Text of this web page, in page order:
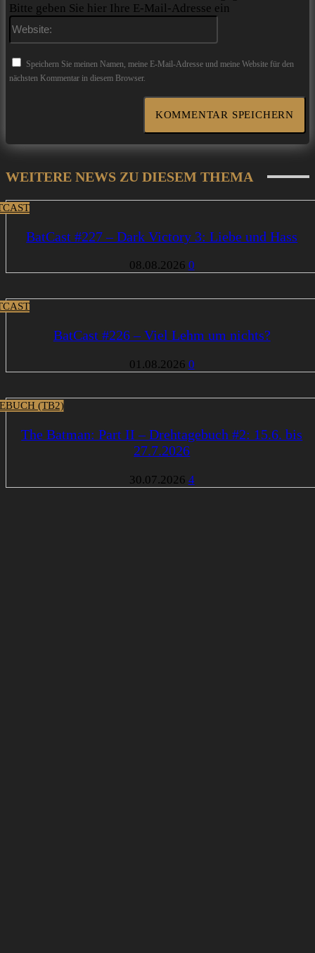
Bitte geben Sie hier Ihre E-Mail-Adresse ein
Website:
Speichern Sie meinen Namen, meine E-Mail-Adresse und meine Website für den
nächsten Kommentar in diesem Browser.
WEITERE NEWS ZU DIESEM THEMA
BatCast #227 – Dark Victory 3: Liebe und Hass
08.08.2026 0
BatCast #226 – Viel Lehm um nichts?
01.08.2026 0
(TB2)
The Batman: Part II – Drehtagebuch #2: 15.6. bis
27.7.2026
30.07.2026 4